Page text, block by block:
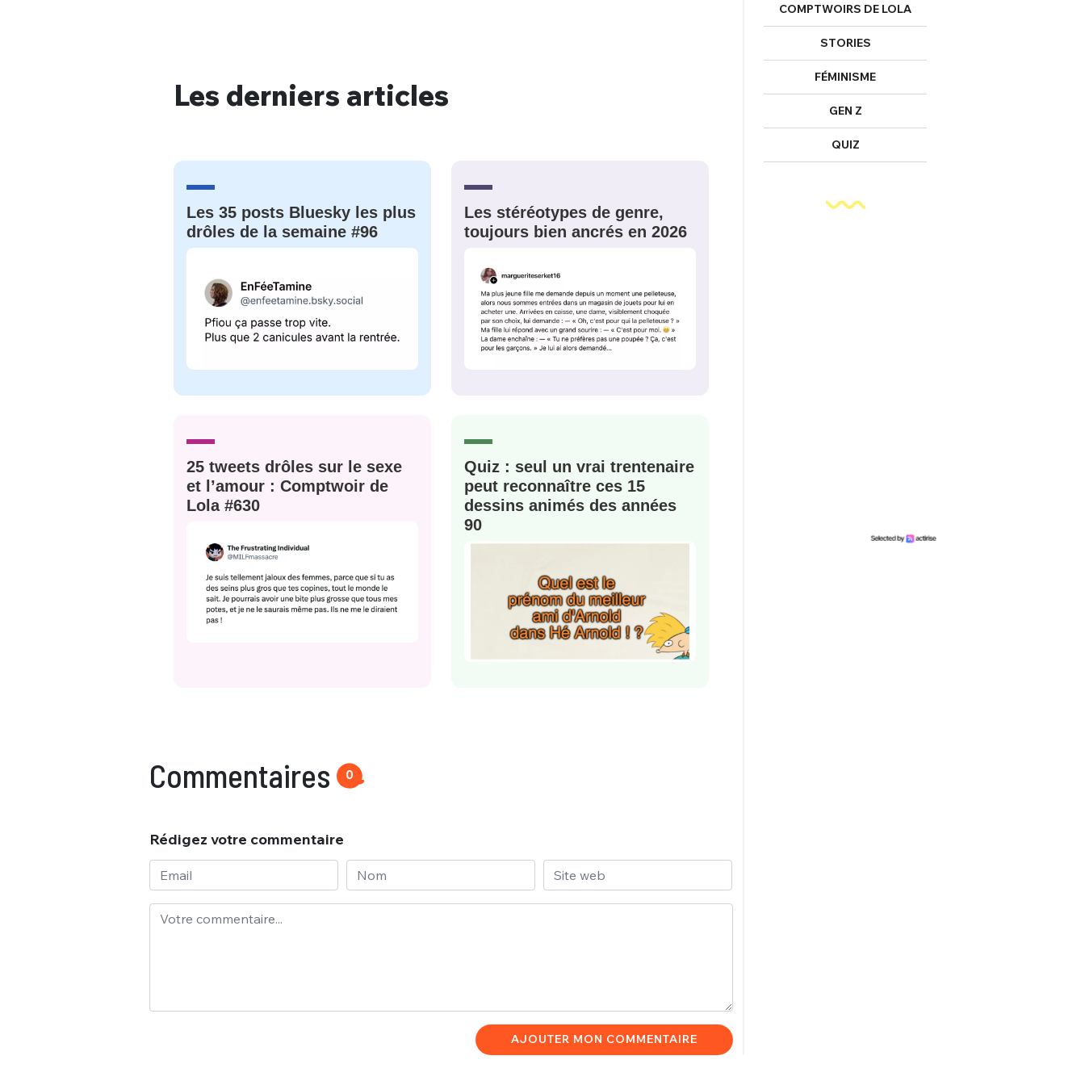
Les derniers articles
Les 35 posts Bluesky les plus
drôles de la semaine #96
Les stéréotypes de genre,
toujours bien ancrés en 2026
25 tweets drôles sur le sexe
et l’amour : Comptwoir de
Lola #630
Quiz : seul un vrai trentenaire
peut reconnaître ces 15
dessins animés des années
90
Commentaires 0
Rédigez votre commentaire
AJOUTER MON COMMENTAIRE
COMPTWOIRS DE LOLA
STORIES
FÉMINISME
GEN Z
QUIZ
Bienvenue !
PSEUDO
EMAIL*
PASSWORD*
Connexion
VOTRE PARTICIPATION
Que souhaitez-vous proposer ?
Quelques
tweets
Ma propre
sélection